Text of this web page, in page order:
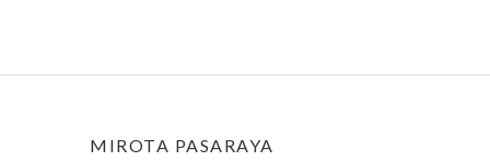
MIROTA PASARAYA